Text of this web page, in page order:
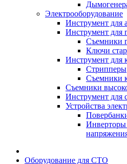
Электрооборудование
Инструмент для
Инструмент для
Съемники
Ключи
Инструмент для
Стрипперы
Съемники
Съемники
Инструмент для
Устройства
Инверторы
Оборудование для СТО